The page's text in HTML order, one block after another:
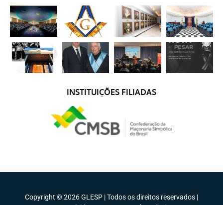
INSTITUIÇÕES FILIADAS
Copyright © 2026 GLESP | Todos os direitos reservados |